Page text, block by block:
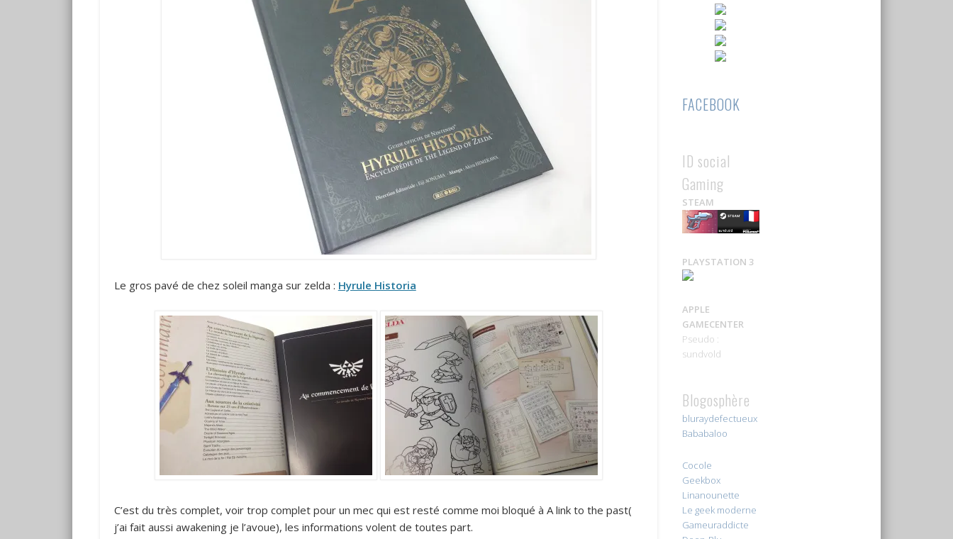
Le gros pavé de chez soleil manga sur zelda : Hyrule Historia
C’est du très complet, voir trop complet pour un mec qui est resté comme moi bloqué à A link to the past(
j’ai fait aussi awakening je l’avoue), les informations volent de toutes part.
FACEBOOK
ID social
Gaming
STEAM
PLAYSTATION 3
APPLE
GAMECENTER
Pseudo :
sundvold
Blogosphère
bluraydefectueux
Bababaloo
Cocole
Geekbox
Linanounette
Le geek moderne
Gameuraddicte